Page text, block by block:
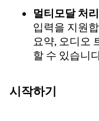
멀티모달 처
입력을 지원
요약, 오디오
할 수 있습니
시작하기